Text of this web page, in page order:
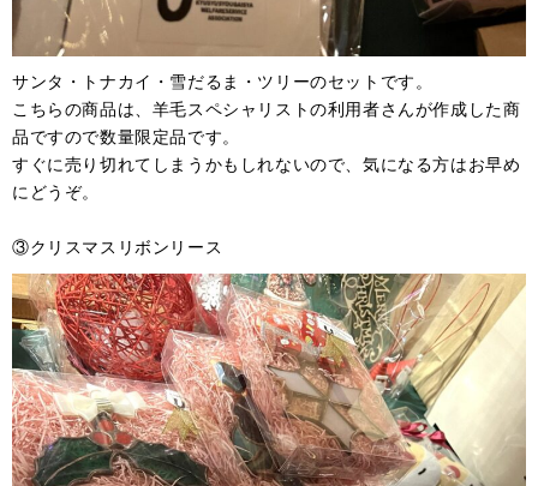
サンタ・トナカイ・雪だるま・ツリーのセットです。
こちらの商品は、羊毛スペシャリストの利用者さんが作成した商
品ですので数量限定品です。
すぐに売り切れてしまうかもしれないので、気になる方はお早め
にどうぞ。
③クリスマスリボンリース